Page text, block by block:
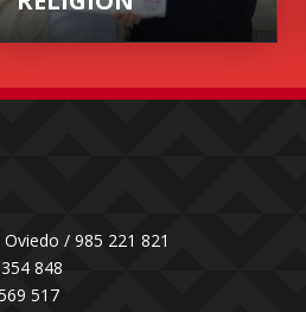
/ 985 221 821
848
517